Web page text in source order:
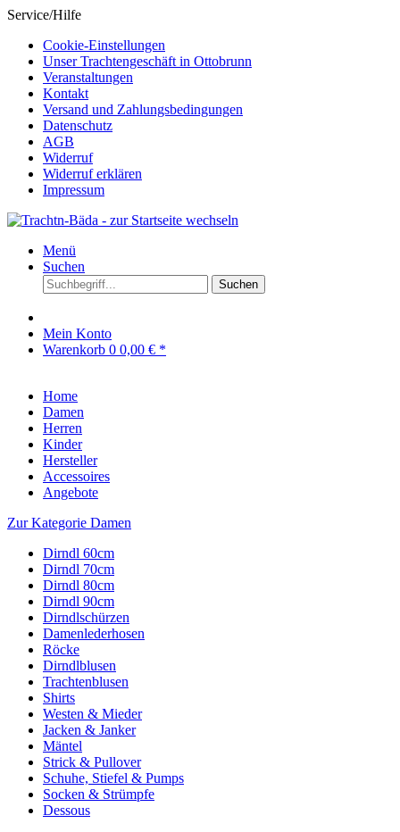
Service/Hilfe
Cookie-Einstellungen
Unser Trachtengeschäft in Ottobrunn
Veranstaltungen
Kontakt
Versand und Zahlungsbedingungen
Datenschutz
AGB
Widerruf
Widerruf erklären
Impressum
Menü
Suchen
Suchen
Mein Konto
Warenkorb 0 0,00 € *
Home
Damen
Herren
Kinder
Hersteller
Accessoires
Angebote
Zur Kategorie Damen
Dirndl 60cm
Dirndl 70cm
Dirndl 80cm
Dirndl 90cm
Dirndlschürzen
Damenlederhosen
Röcke
Dirndlblusen
Trachtenblusen
Shirts
Westen & Mieder
Jacken & Janker
Mäntel
Strick & Pullover
Schuhe, Stiefel & Pumps
Socken & Strümpfe
Dessous